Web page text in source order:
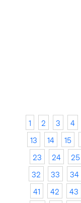
1 2 3 4
13
14 15
23
24 25
32
33 34
41
42 43